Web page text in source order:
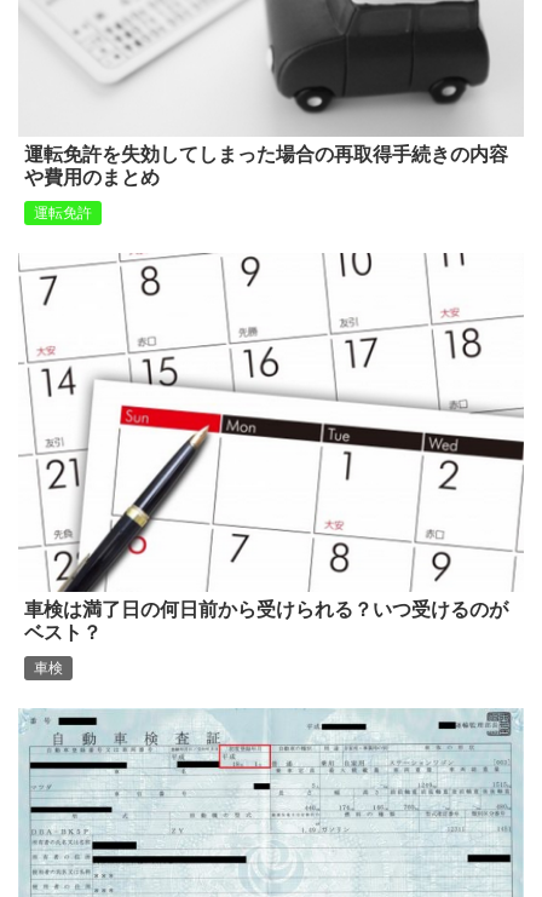
運転免許を失効してしまった場合の再取得手続きの内容
や費用のまとめ
運転免許
車検は満了日の何日前から受けられる？いつ受けるのが
ベスト？
車検